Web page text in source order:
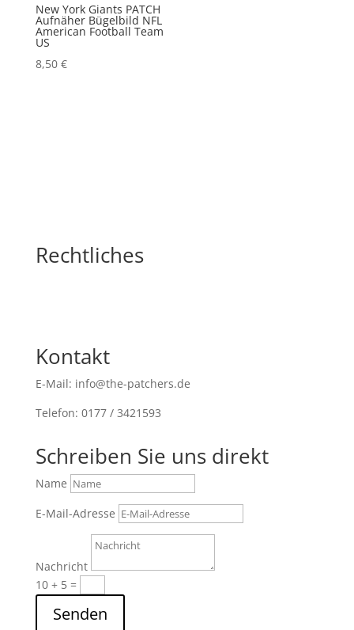
New York Giants PATCH
Aufnäher Bügelbild NFL
American Football Team
US
8,50 €
Rechtliches
Kontakt
E-Mail: info@the-patchers.de
Telefon: 0177 / 3421593
Schreiben Sie uns direkt
Name
E-Mail-Adresse
Nachricht
10 + 5=
Senden